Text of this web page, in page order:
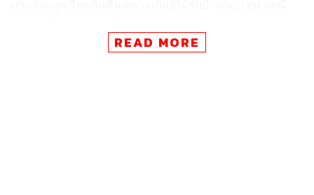
คุณหญิงสุดารัตน์กล่าวต่อไปว่า แต่กรณีการเรียกคืนเงินเบี้ย
READ MORE